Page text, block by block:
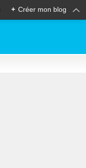
+ Créer mon blog